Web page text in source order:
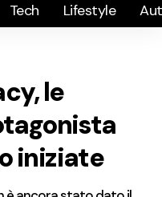
Tech Lifestyle
le
iniziate